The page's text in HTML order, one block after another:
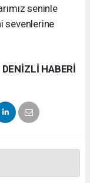
seninle
sevenlerine
DENIZLI HABERİ